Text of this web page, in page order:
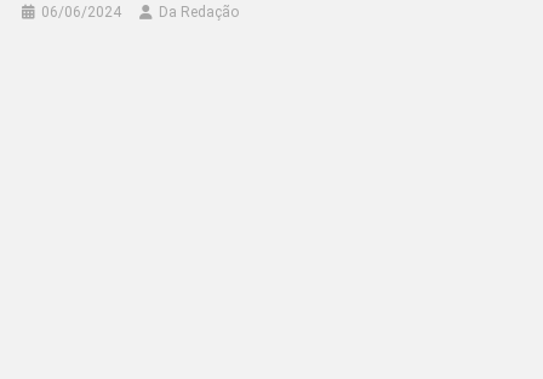
06/06/2024 Da Redação